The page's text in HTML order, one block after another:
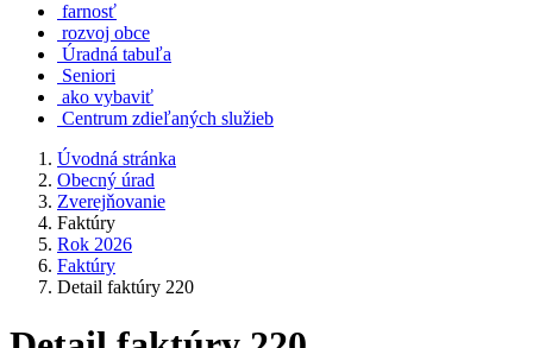
farnosť
rozvoj obce
Úradná tabuľa
Seniori
ako vybaviť
Centrum zdieľaných služieb
Úvodná stránka
Obecný úrad
Zverejňovanie
Faktúry
Rok 2026
Faktúry
Detail faktúry 220